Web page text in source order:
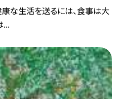
康な生活を送るには、食事は大
...